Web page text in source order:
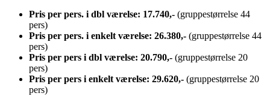
Pris per pers. i dbl værelse: 17.740,- (gruppestørrelse 44
pers)
Pris per pers. i enkelt værelse: 26.380,- (gruppestørrelse 44
pers)
Pris per pers i dbl værelse: 20.790,- (gruppestørrelse 20
pers)
Pris per pers i enkelt værelse: 29.620,- (gruppestørrelse 20
pers)